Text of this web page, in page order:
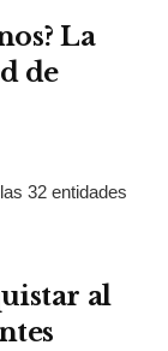
La
de
32 entidades
al